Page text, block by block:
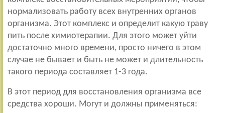
нормализовать работу всех внутренних органов
организма. Этот комплекс и определит какую траву
пить после химиотерапии. Для этого может уйти
достаточно много времени, просто ничего в этом
случае не бывает и быть не может и длительность
такого периода составляет 1-3 года.
В этот период для восстановления организма все
средства хороши. Могут и должны применяться: